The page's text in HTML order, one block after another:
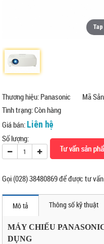
Thương hiệu: Panasonic
Mã
Tình trạng:Còn hàng
Giá bán: Liên hệ
Số lượng:
Gọi (028) 38480869 để được tư
Mô tả Thông số kỹ thuật
MÁY CHIẾU
DỤNG